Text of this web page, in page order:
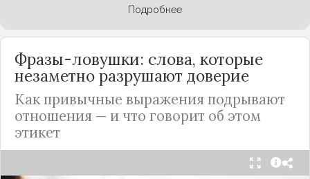
Подробнее
Фразы-ловушки: слова, которые
незаметно разрушают доверие
Как привычные выражения подрывают
отношения — и что говорит об этом
этикет